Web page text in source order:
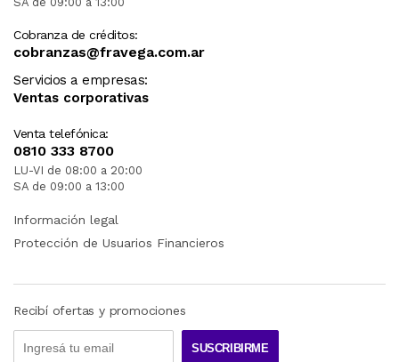
Cobranza de créditos:
cobranzas@fravega.com.ar
Servicios a empresas:
Ventas corporativas
Venta telefónica:
0810 333 8700
LU-VI de 08:00 a 20:00
SA de 09:00 a 13:00
Información legal
Protección de Usuarios Financieros
Recibí ofertas y promociones
SUSCRIBIRME